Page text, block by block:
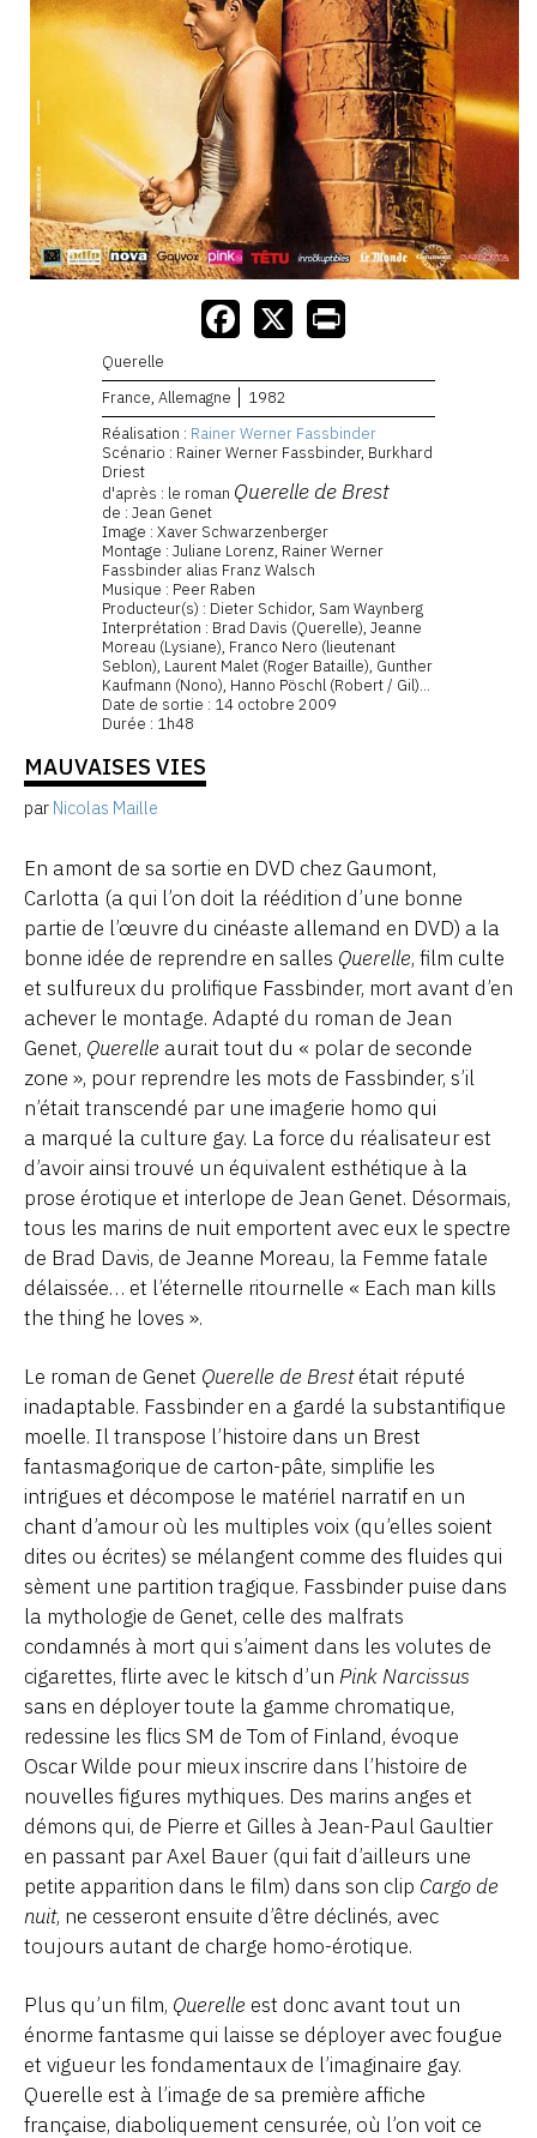
Querelle
France, Allemagne
1982
Réalisation : Rainer Werner Fassbinder
Scénario : Rainer Werner Fassbinder, Burkhard
Driest
d'après : le roman Querelle de Brest
de : Jean Genet
Image : Xaver Schwarzenberger
Montage : Juliane Lorenz, Rainer Werner
Fassbinder alias Franz Walsch
Musique : Peer Raben
Producteur(s) : Dieter Schidor, Sam Waynberg
Interprétation : Brad Davis (Querelle), Jeanne
Moreau (Lysiane), Franco Nero (lieutenant
Seblon), Laurent Malet (Roger Bataille), Gunther
Kaufmann (Nono), Hanno Pöschl (Robert / Gil)...
Date de sortie : 14 octobre 2009
Durée : 1h48
MAUVAISES VIES
par Nicolas Maille
En amont de sa sortie en DVD chez Gaumont,
Carlotta (a qui l’on doit la réédition d’une bonne
partie de l’œuvre du cinéaste allemand en DVD) a la
bonne idée de reprendre en salles Querelle, film culte
et sulfureux du prolifique Fassbinder, mort avant d’en
achever le montage. Adapté du roman de Jean
Genet, Querelle aurait tout du « polar de seconde
zone », pour reprendre les mots de Fassbinder, s’il
n’était transcendé par une imagerie homo qui
a marqué la culture gay. La force du réalisateur est
d’avoir ainsi trouvé un équivalent esthétique à la
prose érotique et interlope de Jean Genet. Désormais,
tous les marins de nuit emportent avec eux le spectre
de Brad Davis, de Jeanne Moreau, la Femme fatale
délaissée… et l’éternelle ritournelle « Each man kills
the thing he loves ».
Le roman de Genet Querelle de Brestétait réputé
inadaptable. Fassbinder en a gardé la substantifique
moelle. Il transpose l’histoire dans un Brest
fantasmagorique de carton-pâte, simplifie les
intrigues et décompose le matériel narratif en un
chant d’amour où les multiples voix (qu’elles soient
dites ou écrites) se mélangent comme des fluides qui
sèment une partition tragique. Fassbinder puise dans
la mythologie de Genet, celle des malfrats
condamnés à mort qui s’aiment dans les volutes de
cigarettes, flirte avec le kitsch d’un Pink Narcissus
sans en déployer toute la gamme chromatique,
redessine les flics SM de Tom of Finland, évoque
Oscar Wilde pour mieux inscrire dans l’histoire de
nouvelles figures mythiques. Des marins anges et
démons qui, de Pierre et Gilles à Jean-Paul Gaultier
en passant par Axel Bauer (qui fait d’ailleurs une
petite apparition dans le film) dans son clip Cargo de
nuit, ne cesseront ensuite d’être déclinés, avec
toujours autant de charge homo-érotique.
Plus qu’un film, Querelle est donc avant tout un
énorme fantasme qui laisse se déployer avec fougue
et vigueur les fondamentaux de l’imaginaire gay.
Querelle est à l’image de sa première affiche
française, diaboliquement censurée, où l’on voit ce